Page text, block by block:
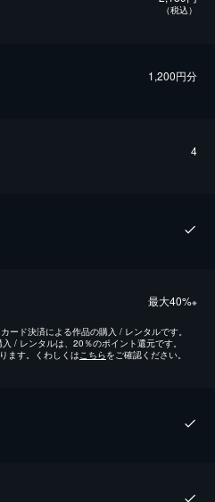
（税込）
1,200円分
4
最⼤40%※
ード決済による作品の購入 / レンタルです。
/ レンタルは、20％のポイント還元です。
ます。くわしくは こちらをご確認ください。